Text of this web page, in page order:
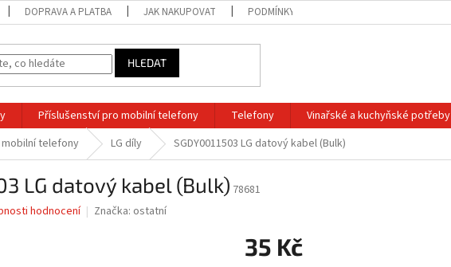
DOPRAVA A PLATBA JAK NAKUPOVAT PODMÍNKY OCHRANY OSOBNÍCH ÚDAJŮ
HLEDAT
Příslušenství pro mobilní telefony Telefony Vinařské a kuchyňské potřeby
telefony LG díly SGDY0011503 LG datový kabel (Bulk)
LG datový kabel (Bulk) 78681
hodnocení Značka: ostatní
35 Kč